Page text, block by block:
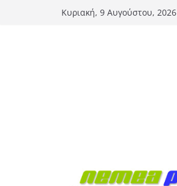
Κυριακή, 9 Αυγούστου, 2026